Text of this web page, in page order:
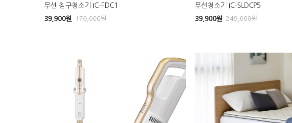
무선 침구청소기 IC-FDC1
39,900원 170,000원
무선청소기 IC-SLDCP5
39,900원 249,000원